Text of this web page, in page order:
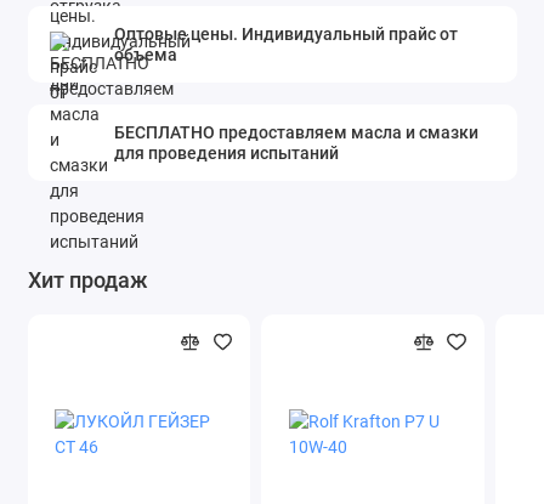
Оптовые цены. Индивидуальный прайс от
объема
БЕСПЛАТНО предоставляем масла и смазки
для проведения испытаний
Хит продаж